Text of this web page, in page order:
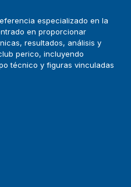
especializado en la
en proporcionar
resultados, análisis y
perico, incluyendo
técnico y figuras vinculadas